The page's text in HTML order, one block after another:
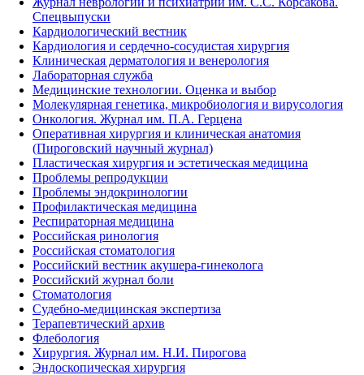
Спецвыпуски
Кардиологический вестник
Кардиология и сердечно-сосудистая хирургия
Клиническая дерматология и венерология
Лабораторная служба
Медицинские технологии. Оценка и выбор
Молекулярная генетика, микробиология и вирусология
Онкология. Журнал им. П.А. Герцена
Оперативная хирургия и клиническая анатомия
(Пироговский научный журнал)
Пластическая хирургия и эстетическая медицина
Проблемы репродукции
Проблемы эндокринологии
Профилактическая медицина
Респираторная медицина
Российская ринология
Российская стоматология
Российский вестник акушера-гинеколога
Российский журнал боли
Стоматология
Судебно-медицинская экспертиза
Терапевтический архив
Флебология
Хирургия. Журнал им. Н.И. Пирогова
Эндоскопическая хирургия